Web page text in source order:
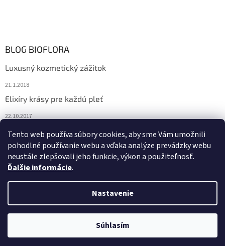
Tento web používa súbory cookies, aby sme Vám umožnili
pohodlné používanie webu a vďaka analýze prevádzky webu
neustále zlepšovali jeho funkcie, výkon a použiteľnosť.
Ďalšie informácie.
Nastavenie
Súhlasím
BLOG BIOFLORA
Luxusný kozmetický zážitok
21.1.2018
Elixíry krásy pre každú pleť
22.10.2017
Spoznajte prírodnú kozmetiku Sante
10.10.2017
Copyright 2026Bioflora.sk. Všetky práva vyhradené.Upraviť
nastavenie cookies